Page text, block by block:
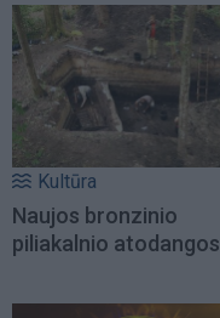
Kultūra
Naujos bronzinio
piliakalnio atodangos